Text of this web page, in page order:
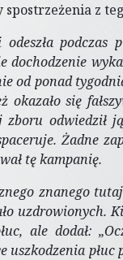
z
podczas
od ponad
się
zboru odwiedził
Żadne
tę kampanię.
znanego
uzdrowionych.
ale dodał:
płuc